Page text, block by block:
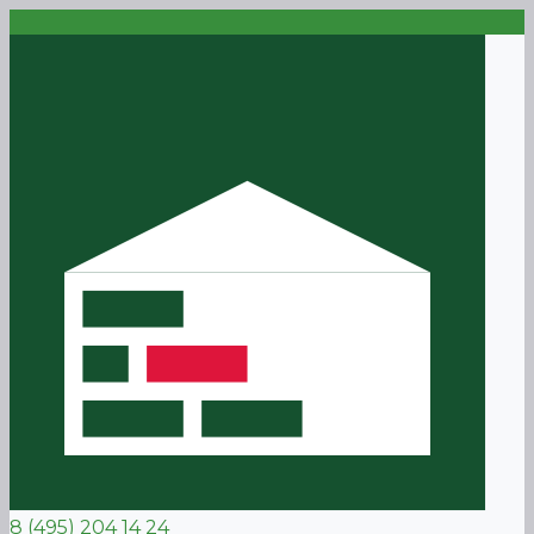
8 (495) 204 14 24